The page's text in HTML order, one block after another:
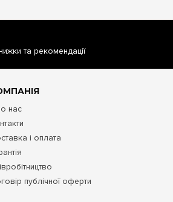
та рекомендації
нас
і оплата
публічної оферти